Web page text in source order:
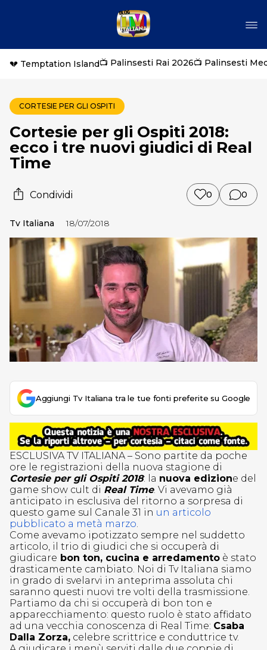
💔 Temptation Island📺 Palinsesti Rai 2026📺 Palinsesti
CORTESIE PER GLI OSPITI
Cortesie per gli Ospiti 2018:
ecco i tre nuovi giudici di Real
Time
Condividi 0 0
Tv Italiana 18/07/2018
Aggiungi Tv Italiana tra le tue fonti preferite su Google
ESCLUSIVA TV ITALIANA – Sono partite da poche
ore le registrazioni della nuova stagione di
Cortesie per gli Ospiti 2018: la nuova edizione del
game show cult di Real Time. Vi avevamo già
anticipato in esclusiva del ritorno a sorpresa di
questo game sul Canale 31 in un articolo
pubblicato a metà marzo
Come avevamo ipotizzato sempre nel suddetto
articolo, il trio di giudici che si occuperà di
giudicare bon ton, cucina e arredamento è stato
drasticamente cambiato. Noi di Tv Italiana siamo
in grado di svelarvi in anteprima assoluta chi
saranno questi nuovi tre volti della trasmissione.
Partiamo da chi si occuperà di bon ton e
apparecchiamento: questo ruolo è stato affidato
ad una vecchia conoscenza di Real Time: Csaba
Dalla Zorza, celebre scrittrice e conduttrice tv.